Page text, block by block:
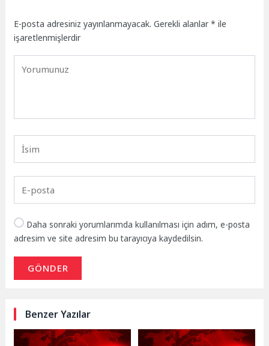
E-posta adresiniz yayınlanmayacak. Gerekli alanlar* ile
işaretlenmişlerdir
Daha sonraki yorumlarımda kullanılması için adım, e-posta
adresim ve site adresim bu tarayıcıya kaydedilsin.
GÖNDER
Benzer Yazılar